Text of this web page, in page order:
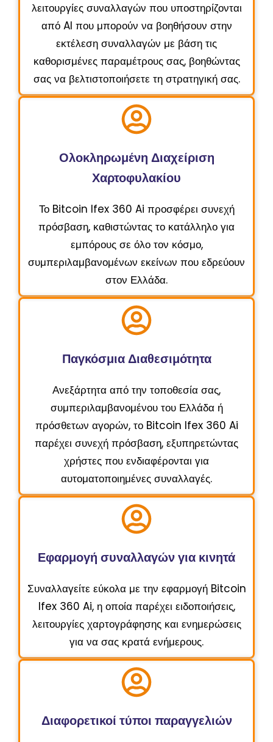
λειτουργίες συναλλαγών που υποστηρίζονται
από AI που μπορούν να βοηθήσουν στην
εκτέλεση συναλλαγών με βάση τις
καθορισμένες παραμέτρους σας, βοηθώντας
σας να βελτιστοποιήσετε τη στρατηγική σας.
Ολοκληρωμένη Διαχείριση
Χαρτοφυλακίου
Το Bitcoin Ifex 360 Ai προσφέρει συνεχή
πρόσβαση, καθιστώντας το κατάλληλο για
εμπόρους σε όλο τον κόσμο,
συμπεριλαμβανομένων εκείνων που εδρεύουν
στον Ελλάδα.
Παγκόσμια Διαθεσιμότητα
Ανεξάρτητα από την τοποθεσία σας,
συμπεριλαμβανομένου του Ελλάδα ή
πρόσθετων αγορών, το Bitcoin Ifex 360 Ai
παρέχει συνεχή πρόσβαση, εξυπηρετώντας
χρήστες που ενδιαφέρονται για
αυτοματοποιημένες συναλλαγές.
Εφαρμογή συναλλαγών για κινητά
Συναλλαγείτε εύκολα με την εφαρμογή Bitcoin
Ifex 360 Ai, η οποία παρέχει ειδοποιήσεις,
λειτουργίες χαρτογράφησης και ενημερώσεις
για να σας κρατά ενήμερους.
Διαφορετικοί τύποι παραγγελιών